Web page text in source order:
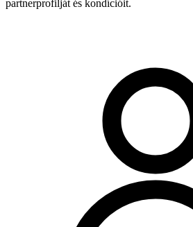
partnerprofilját és kondícióit.